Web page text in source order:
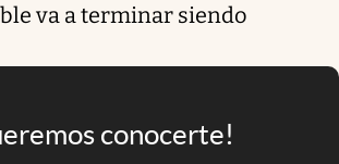
va a terminar siendo
conocerte!